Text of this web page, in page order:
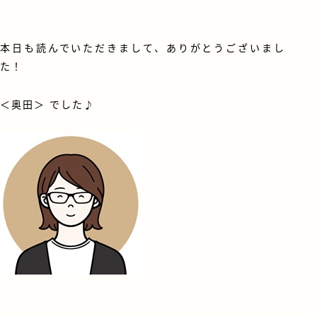
本日も読んでいただきまして、ありがとうございまし
た！
＜奥田 ＞ でした♪